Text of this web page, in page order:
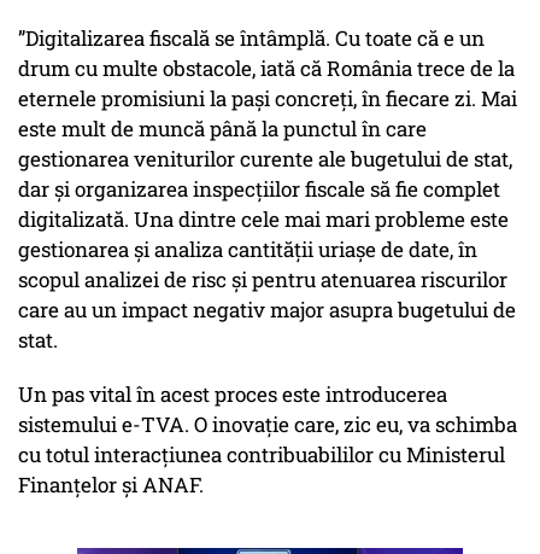
”Digitalizarea fiscală se întâmplă. Cu toate că e un
drum cu multe obstacole, iată că România trece de la
eternele promisiuni la pași concreți, în fiecare zi. Mai
este mult de muncă până la punctul în care
gestionarea veniturilor curente ale bugetului de stat,
dar și organizarea inspecțiilor fiscale să fie complet
digitalizată. Una dintre cele mai mari probleme este
gestionarea și analiza cantității uriașe de date, în
scopul analizei de risc și pentru atenuarea riscurilor
care au un impact negativ major asupra bugetului de
stat.
Un pas vital în acest proces este introducerea
sistemului e-TVA. O inovație care, zic eu, va schimba
cu totul interacțiunea contribuabililor cu Ministerul
Finanțelor și ANAF.